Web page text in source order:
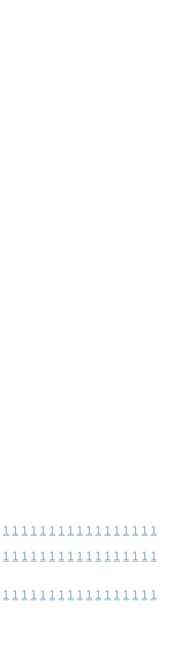
1 1 1 1 1 1 1 1 1 1 1 1 1 1 1 1 1
1 1 1 1 1 1 1 1 1 1 1 1 1 1 1 1 1
1 1 1 1 1 1 1 1 1 1 1 1 1 1 1 1 1